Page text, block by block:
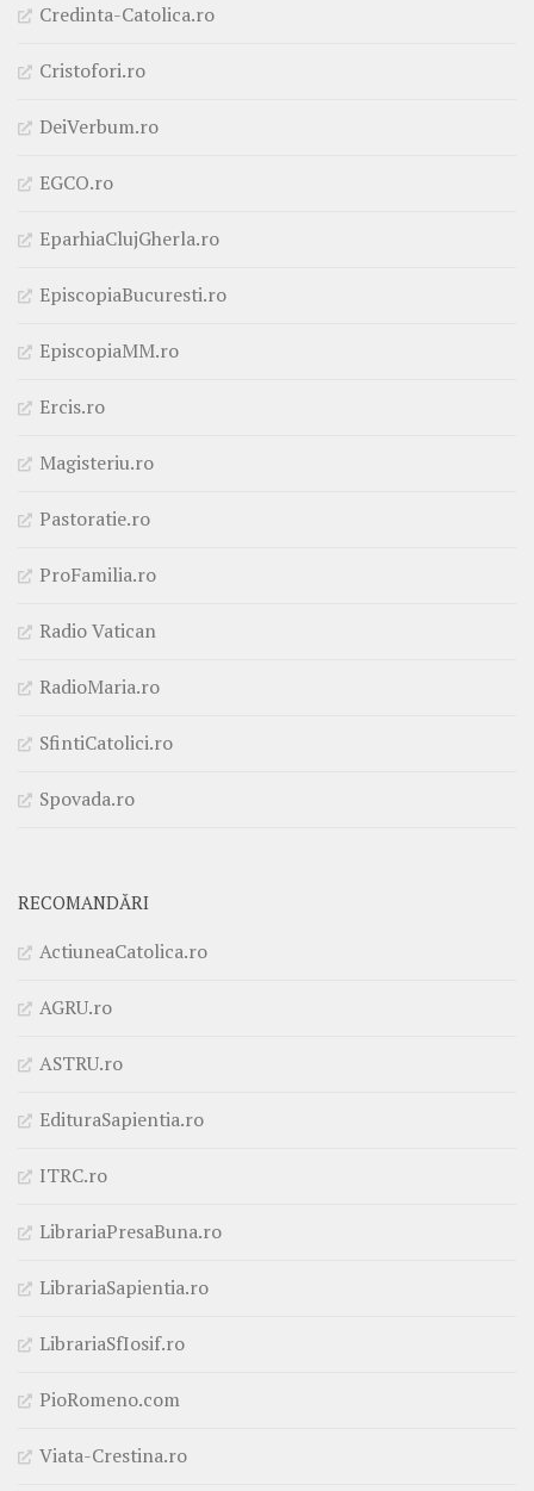
Credinta-Catolica.ro
Cristofori.ro
DeiVerbum.ro
EGCO.ro
EparhiaClujGherla.ro
EpiscopiaBucuresti.ro
EpiscopiaMM.ro
Ercis.ro
Magisteriu.ro
Pastoratie.ro
ProFamilia.ro
Radio Vatican
RadioMaria.ro
SfintiCatolici.ro
Spovada.ro
RECOMANDĂRI
ActiuneaCatolica.ro
AGRU.ro
ASTRU.ro
EdituraSapientia.ro
ITRC.ro
LibrariaPresaBuna.ro
LibrariaSapientia.ro
LibrariaSfIosif.ro
PioRomeno.com
Viata-Crestina.ro